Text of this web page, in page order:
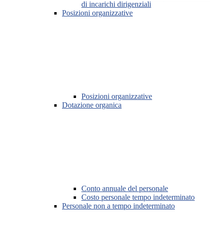
di incarichi dirigenziali
Posizioni organizzative
Posizioni organizzative
Dotazione organica
Conto annuale del personale
Costo personale tempo indeterminato
Personale non a tempo indeterminato